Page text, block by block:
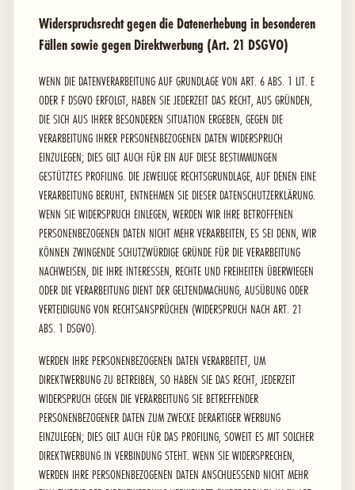
Widerspruchsrecht gegen die Datenerhebung in besonderen
Fällen sowie gegen Direktwerbung (Art. 21 DSGVO)
WENN DIE DATENVERARBEITUNG AUF GRUNDLAGE VON ART. 6 ABS. 1 LIT. E
ODER F DSGVO ERFOLGT, HABEN SIE JEDERZEIT DAS RECHT, AUS GRÜNDEN,
DIE SICH AUS IHRER BESONDEREN SITUATION ERGEBEN, GEGEN DIE
VERARBEITUNG IHRER PERSONENBEZOGENEN DATEN WIDERSPRUCH
EINZULEGEN; DIES GILT AUCH FÜR EIN AUF DIESE BESTIMMUNGEN
GESTÜTZTES PROFILING. DIE JEWEILIGE RECHTSGRUNDLAGE, AUF DENEN EINE
VERARBEITUNG BERUHT, ENTNEHMEN SIE DIESER DATENSCHUTZERKLÄRUNG.
WENN SIE WIDERSPRUCH EINLEGEN, WERDEN WIR IHRE BETROFFENEN
PERSONENBEZOGENEN DATEN NICHT MEHR VERARBEITEN, ES SEI DENN, WIR
KÖNNEN ZWINGENDE SCHUTZWÜRDIGE GRÜNDE FÜR DIE VERARBEITUNG
NACHWEISEN, DIE IHRE INTERESSEN, RECHTE UND FREIHEITEN ÜBERWIEGEN
ODER DIE VERARBEITUNG DIENT DER GELTENDMACHUNG, AUSÜBUNG ODER
VERTEIDIGUNG VON RECHTSANSPRÜCHEN (WIDERSPRUCH NACH ART. 21
ABS. 1 DSGVO).
WERDEN IHRE PERSONENBEZOGENEN DATEN VERARBEITET, UM
DIREKTWERBUNG ZU BETREIBEN, SO HABEN SIE DAS RECHT, JEDERZEIT
WIDERSPRUCH GEGEN DIE VERARBEITUNG SIE BETREFFENDER
PERSONENBEZOGENER DATEN ZUM ZWECKE DERARTIGER WERBUNG
EINZULEGEN; DIES GILT AUCH FÜR DAS PROFILING, SOWEIT ES MIT SOLCHER
DIREKTWERBUNG IN VERBINDUNG STEHT. WENN SIE WIDERSPRECHEN,
WERDEN IHRE PERSONENBEZOGENEN DATEN ANSCHLIESSEND NICHT MEHR